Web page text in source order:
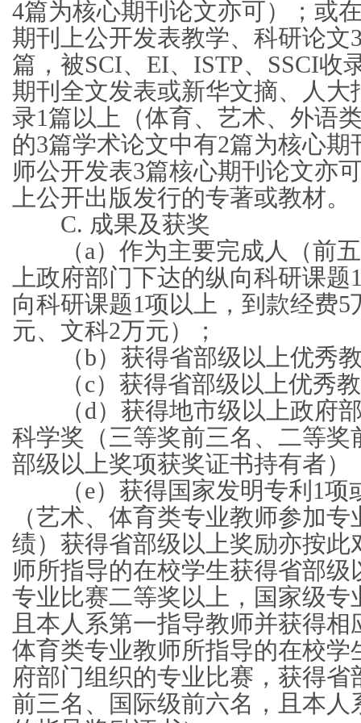
4篇为核心期刊论文亦可）；或
期刊上公开发表教学、科研论文
篇，被SCI、EI、ISTP、SSCI收
期刊全文发表或新华文摘、人大
录1篇以上（体育、艺术、外语
的3篇学术论文中有2篇为核心
师公开发表3篇核心期刊论文亦
上公开出版发行的专著或教材。
C. 成果及获奖
（a）作为主要完成人（前五
上政府部门下达的纵向科研课
向科研课题1项以上，到款经费5
元、文科2万元）；
（b）获得省部级以上优秀教
（c）获得省部级以上优秀教
（d）获得地市级以上政府部
科学奖（三等奖前三名、二等奖
部级以上奖项获奖证书持有者）
（e）获得国家发明专利1项
（艺术、体育类专业教师参加
绩）获得省部级以上奖励亦按此
师所指导的在校学生获得省部
专业比赛二等奖以上，国家级专
且本人系第一指导教师并获得
体育类专业教师所指导的在校学
府部门组织的专业比赛，获得
前三名、国际级前六名，且本人